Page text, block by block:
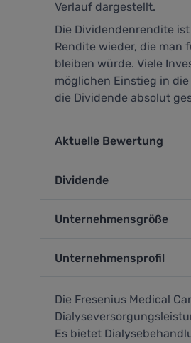
Verlauf dargestellt.
Die Dividendenrendite
Rendite wieder, die man
bleiben würde. Viele
möglichen Einstieg in
die Dividende absolut
Aktuelle Bewertung
Dividende
Unternehmensgröße
Unternehmensprofil
Die Fresenius Medical
Es bietet